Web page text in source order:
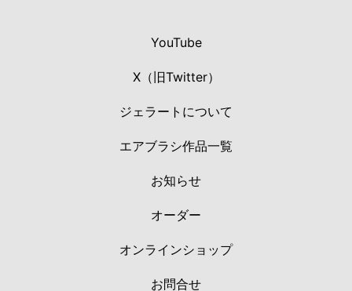
YouTube
X（旧Twitter）
ジェラートについて
エアブラシ作品一覧
お知らせ
オーダー
オンラインショップ
お問合せ